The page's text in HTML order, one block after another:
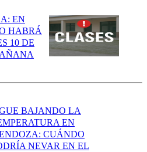
EN
HABRÁ
10 DE
BAJANDO LA
EN
CUÁNDO
NEVAR EN EL